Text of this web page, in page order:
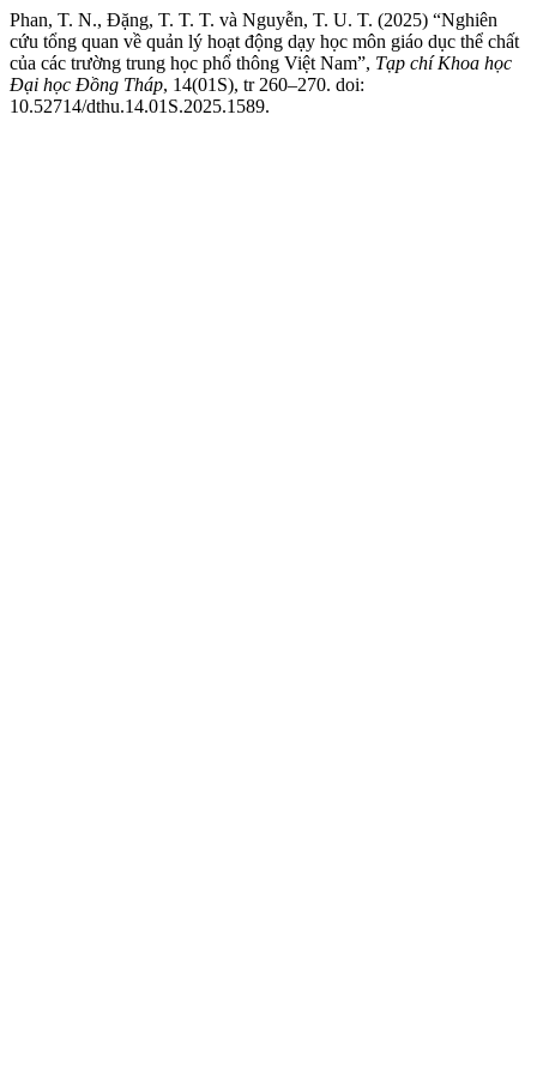
Phan, T. N., Đặng, T. T. T. và Nguyễn, T. U. T. (2025) “Nghiên
cứu tổng quan về quản lý hoạt động dạy học môn giáo dục thể chất
của các trường trung học phổ thông Việt Nam”, Tạp chí Khoa học
Đại học Đồng Tháp, 14(01S), tr 260–270. doi:
10.52714/dthu.14.01S.2025.1589.